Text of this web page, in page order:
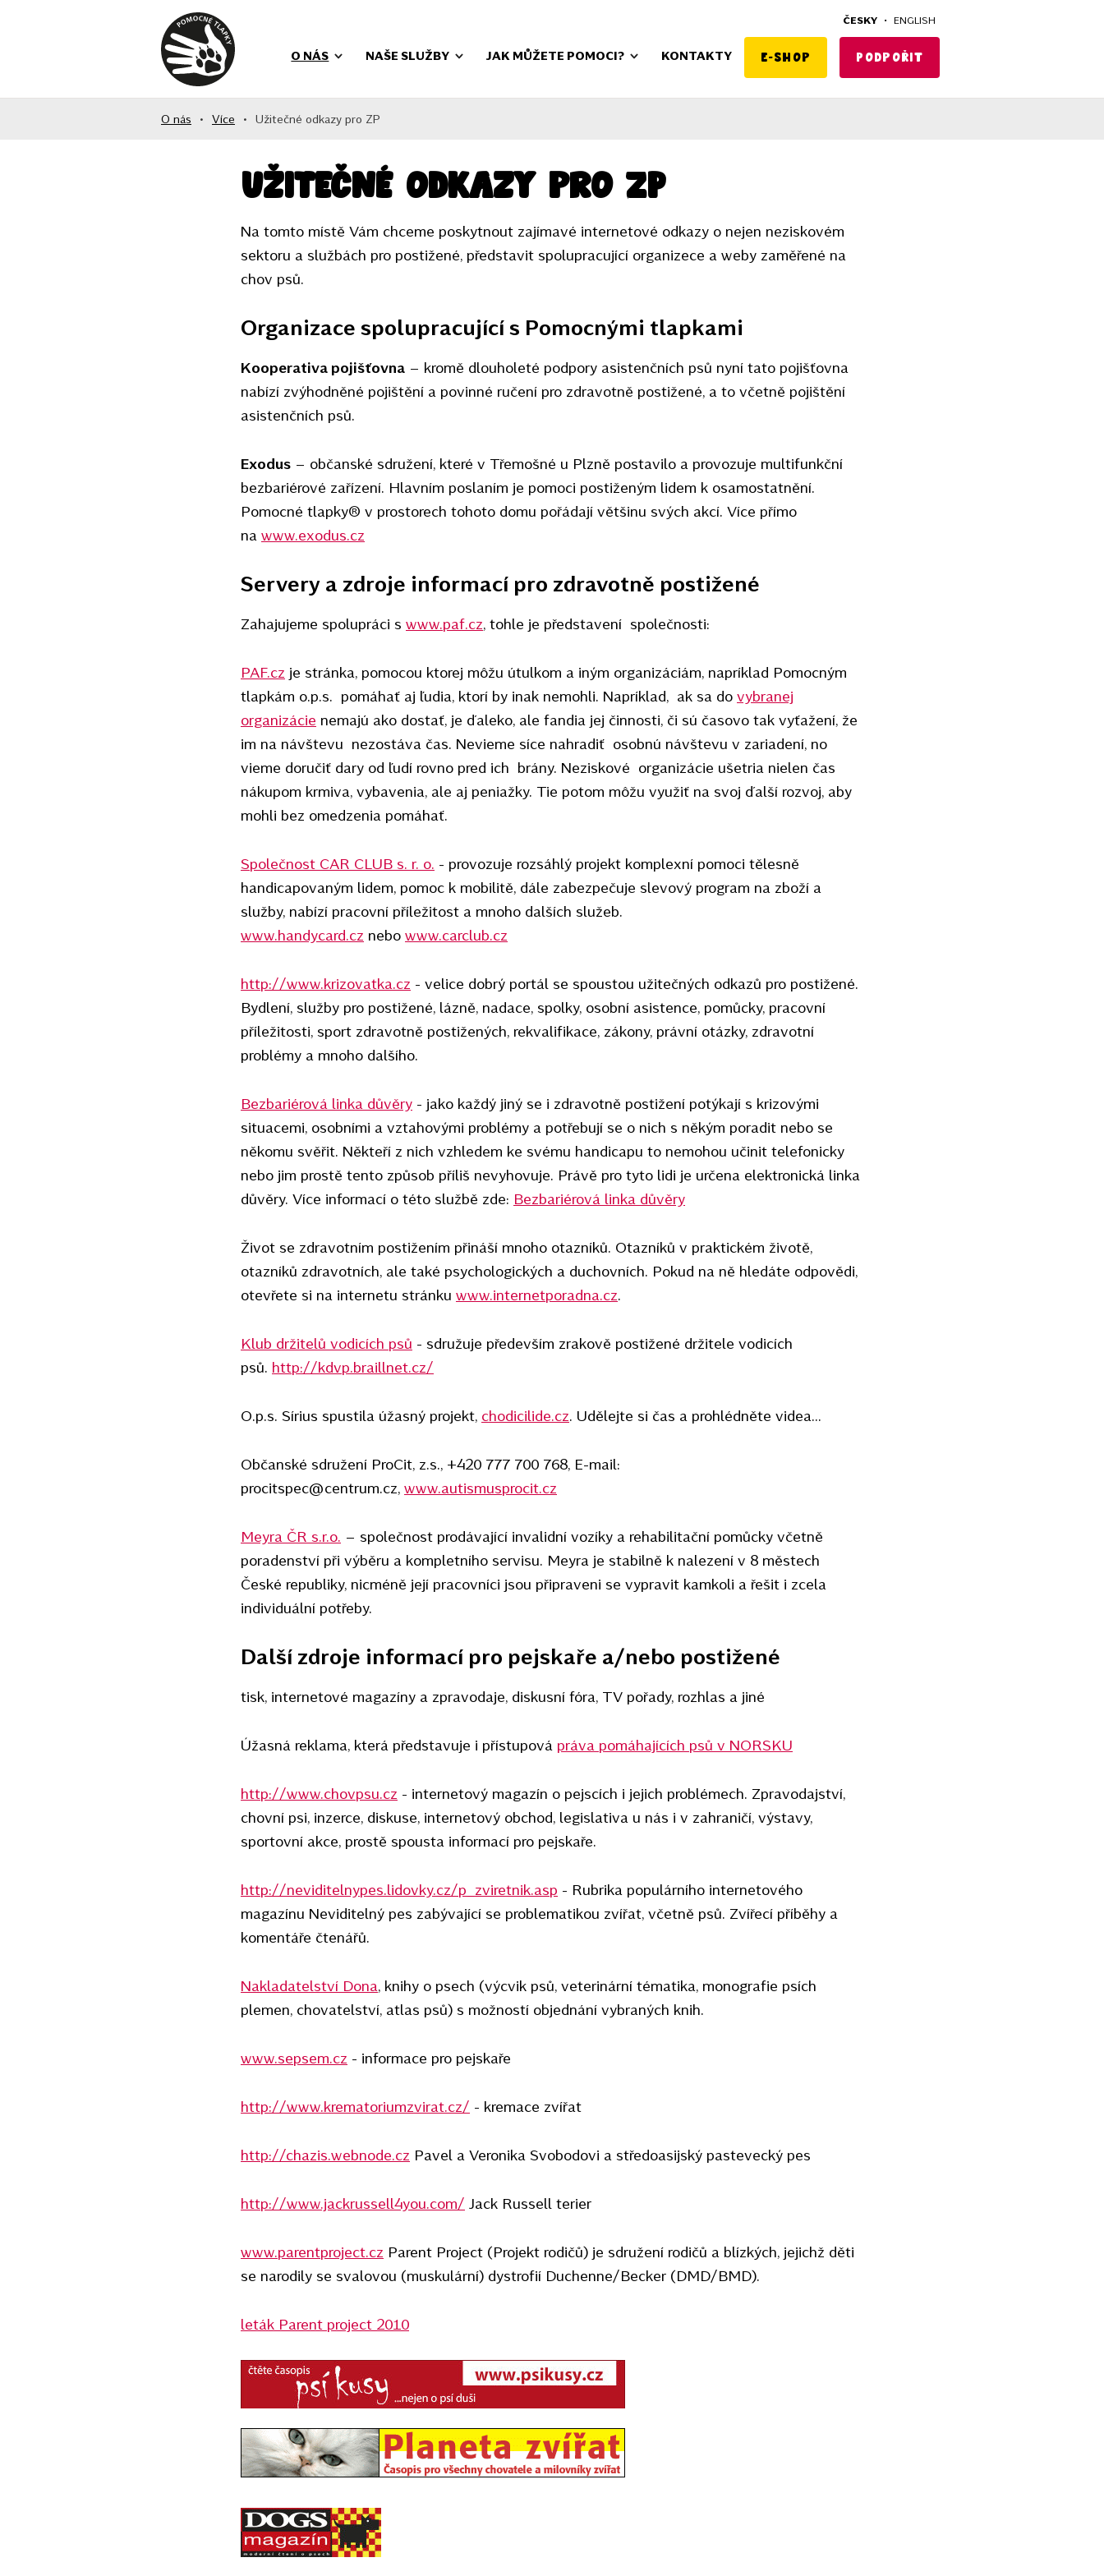
O NÁS NAŠE SLUŽBY JAK MŮŽETE POMOCI? KONTAKTY E-shop Podpořit
ČESKY • ENGLISH
O nás • Více • Užitečné odkazy pro ZP
Užitečné odkazy pro ZP
Na tomto místě Vám chceme poskytnout zajímavé internetové odkazy o nejen neziskovém
sektoru a službách pro postižené, představit spolupracující organizece a weby zaměřené na
chov psů.
Organizace spolupracující s Pomocnými tlapkami
Kooperativa pojišťovna – kromě dlouholeté podpory asistenčních psů nyní tato pojišťovna
nabízí zvýhodněné pojištění a povinné ručení pro zdravotně postižené, a to včetně pojištění
asistenčních psů.
Exodus – občanské sdružení, které v Třemošné u Plzně postavilo a provozuje multifunkční
bezbariérové zařízení. Hlavním poslaním je pomoci postiženým lidem k osamostatnění.
Pomocné tlapky® v prostorech tohoto domu pořádají většinu svých akcí. Více přímo
na www.exodus.cz
Servery a zdroje informací pro zdravotně postižené
Zahajujeme spolupráci s www.paf.cz , tohle je představení společnosti:
PAF.cz je stránka, pomocou ktorej môžu útulkom a iným organizáciám, napríklad Pomocným
tlapkám o.p.s. pomáhať aj ľudia, ktorí by inak nemohli. Napríklad, ak sa do vybranej
organizácie nemajú ako dostať, je ďaleko, ale fandia jej činnosti, či sú časovo tak vyťažení, že
im na návštevu nezostáva čas. Nevieme síce nahradiť osobnú návštevu v zariadení, no
vieme doručiť dary od ľudí rovno pred ich brány. Neziskové organizácie ušetria nielen čas
nákupom krmiva, vybavenia, ale aj peniažky. Tie potom môžu využiť na svoj ďalší rozvoj, aby
mohli bez omedzenia pomáhať.
Společnost CAR CLUB s. r. o. - provozuje rozsáhlý projekt komplexní pomoci tělesně
handicapovaným lidem, pomoc k mobilitě, dále zabezpečuje slevový program na zboží a
služby, nabízí pracovní příležitost a mnoho dalších služeb.
www.handycard.cz nebo www.carclub.cz
http://www.krizovatka.cz - velice dobrý portál se spoustou užitečných odkazů pro postižené.
Bydlení, služby pro postižené, lázně, nadace, spolky, osobní asistence, pomůcky, pracovní
příležitosti, sport zdravotně postižených, rekvalifikace, zákony, právní otázky, zdravotní
problémy a mnoho dalšího.
Bezbariérová linka důvěry - jako každý jiný se i zdravotně postižení potýkají s krizovými
situacemi, osobními a vztahovými problémy a potřebují se o nich s někým poradit nebo se
někomu svěřit. Někteří z nich vzhledem ke svému handicapu to nemohou učinit telefonicky
nebo jim prostě tento způsob příliš nevyhovuje. Právě pro tyto lidi je určena elektronická linka
důvěry. Více informací o této službě zde: Bezbariérová linka důvěry
Život se zdravotním postižením přináší mnoho otazníků. Otazníků v praktickém životě,
otazníků zdravotních, ale také psychologických a duchovních. Pokud na ně hledáte odpovědi,
otevřete si na internetu stránku www.internetporadna.cz
Klub držitelů vodicích psů - sdružuje především zrakově postižené držitele vodicích
psů. http://kdvp.braillnet.cz/
O.p.s. Sírius spustila úžasný projekt, chodicilide.cz . Udělejte si čas a prohlédněte videa...
Občanské sdružení ProCit, z.s., +420 777 700 768, E-mail:
procitspec@centrum.cz, www.autismusprocit.cz
Meyra ČR s.r.o. – společnost prodávající invalidní vozíky a rehabilitační pomůcky včetně
poradenství při výběru a kompletního servisu. Meyra je stabilně k nalezení v 8 městech
České republiky, nicméně její pracovníci jsou připraveni se vypravit kamkoli a řešit i zcela
individuální potřeby.
Další zdroje informací pro pejskaře a/nebo postižené
tisk, internetové magazíny a zpravodaje, diskusní fóra, TV pořady, rozhlas a jiné
Úžasná reklama, která představuje i přístupová práva pomáhajících psů v NORSKU
http://www.chovpsu.cz - internetový magazín o pejscích i jejich problémech. Zpravodajství,
chovní psi, inzerce, diskuse, internetový obchod, legislativa u nás i v zahraničí, výstavy,
sportovní akce, prostě spousta informací pro pejskaře.
http://neviditelnypes.lidovky.cz/p_zviretnik.asp - Rubrika populárního internetového
magazínu Neviditelný pes zabývající se problematikou zvířat, včetně psů. Zvířecí příběhy a
komentáře čtenářů.
Nakladatelství Dona , knihy o psech (výcvik psů, veterinární tématika, monografie psích
plemen, chovatelství, atlas psů) s možností objednání vybraných knih.
www.sepsem.cz - informace pro pejskaře
http://www.krematoriumzvirat.cz/ - kremace zvířat
http://chazis.webnode.cz Pavel a Veronika Svobodovi a středoasijský pastevecký pes
http://www.jackrussell4you.com/ Jack Russell terier
www.parentproject.cz Parent Project (Projekt rodičů) je sdružení rodičů a blízkých, jejichž děti
se narodily se svalovou (muskulární) dystrofií Duchenne/Becker (DMD/BMD).
leták Parent project 2010